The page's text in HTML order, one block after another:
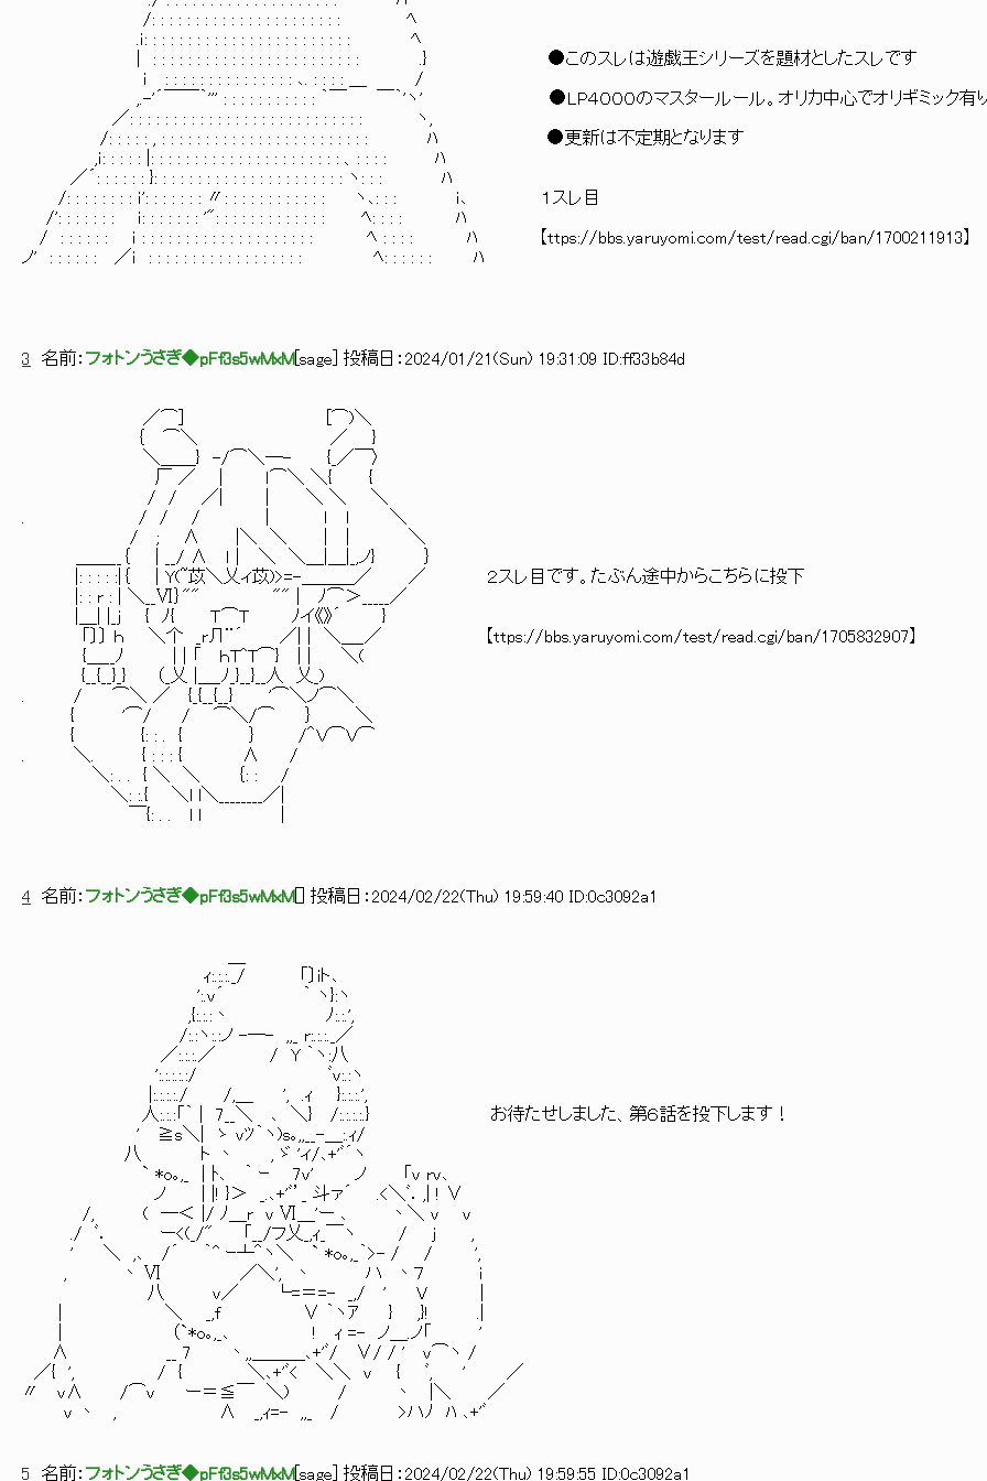
/: : : : : : : : : : : : : : : : : : : : : : ﾍ
.ｉ: : : : : : : : : : : : : : : : : : : : : : : : ﾍ
| : : : : : : : : : : : : : : : : : : : : : : : : .} ●このスレは遊戯王シリーズを題材としたスレです
ｉ : : : : : : : : : : : : : : : ､. : : : : ＿ /
,.-'´￣￣｀''' : : : : : : : : : : : ｀￣ ￣｀'ヽ' ●LP４０００のマスタールール。オリカ中心でオリギミック有り
／: : : : : : : : : : : : : : : : : : : : : : : : : : : ヽ,
/: : : : : , : : : : : : : : : : : : : : : : : : : : : : : : ﾊ ●更新は不定期となります
,ｉ: : : : : |: : : : : : : : : : : : : : : : : : : : : : 、: : : : ﾊ
／´: : : : : : }: : : : : : : : : : : : : : : : : : : : : : ヽ: : : ﾊ
/: : : : : : : : ｉ': : : : : : : 〃: : : : : : : : : : : : ヽ､: : : ｉ､ １スレ目
/': : : : : : : ｉ: : : : : : : '": : : : : : : : : : : : : ﾍ: : : : ﾊ
/ : : : : : : ｉ : : : : : : : : : : : : : : : : : : : : ﾍ : : : : ﾊ 【ttps://bbs.yaruyomi.com/test/read.cgi/ban/1700211913】
ノ' : : : : : : ／ｉ : : : : : : : : : : : : : : : : : : ﾍ: : : : : : ﾊ
3 名前： フォトンうさぎ◆pFf3s5wMxM sage ] 投稿日： 2024/01/21(Sun) 19:31:09 ID:ff33b84d
／⌒] [⌒)＼
｛ ⌒＼ ／ }
＼＿＿} -/⌒＼─- {_／￣〉
厂 ／ | ｌ⌒＼ ＼{ {
/ / ／| | ＼ ＼ ＼
. / / / | ｌ l ＼
/ ; ∧ |＼ ＼ | | ＼
＿＿__｛ | __/ ∧ l｜ ＼ ＼＿|＿|_,ノ} ｝
|: : : : :|｛ | Y(~苡＼乂ィ苡)>=-＿＿＿／ ／ ２スレ目です。たぶん途中からこちらに投下
|: : r : | ＼__Ⅵ｝"" "" | ﾉ⌒＞_____／
|＿| |_j { ﾉ{ Ｔ⌒Ｔ ﾉイ《》´ }
｢〕〕 ｈ ＼个 _rЛ¨´ ／| | ＼＿_／ 【ttps://bbs.yaruyomi.com/test/read.cgi/ban/1705832907】
{＿__ﾉ | | 「 ｈT^T⌒} | | ＼(
{__{__}_} （_乂 |＿_ﾉ_}__}__人 乂_)
. / ⌒＼ ／ {_{__{__} '⌒＼ノ⌒＼
{ '⌒/ / ⌒＼/⌒ ｝ ＼
{ {: : . { ｝ /＾Ｖ⌒Ｖ⌒
. ＼. { : : : { ∧ /
＼: . . { ＼ ＼ ｛: : /
＼: :.{ ＼l l＼________／|
￣{: . . l l ｜
4 名前： フォトンうさぎ◆pFf3s5wMxM ] 投稿日： 2024/02/22(Thu) 19:59:40 ID:0c3092a1
ｨ:.:.:._/ 「〕iト､
':.v´ ｀ ヽ}:ヽ
,{:.:.:丶 ﾉ:.:.',
/:.:ヽ:.:ノ -―- ,,_ r:.:.:._／
／:.:.:.／ / Y ｀ヽ:八
':.:.:.:.:/ ﾞv:.:ヽ
|:.:.:.:./ /,＿ ', .ｨ }:.:.:.',
人:.:.:「｀ | 7__＼ ､ ＼} /:.:.:.:.} お待たせしました、第６話を投下します！
' ≧s＼| ゝ vﾂ｀ヽ)s｡,,__-＿:.ｨ/
八 ト 丶 , ゞ 'ィ/､+'ﾞ´ヽ
` *o｡,_ | ﾄ､ ｀ ｰ 7v' ノ 「v rv､
ノ | |! }＞ _.､+'ﾞ’_ 斗ァ´ .<＼ﾞ．,| ! ∨
/, ( ―＜ |/ ﾉ＿r v Ⅵ＿'ー ､ 丶＼ v v
./ ﾞ． ー<(_/" 「__/フ乂_,ｨ_￣ヽ / j ,
' ＼ ,､ /´ ｀^ ｰ┴＾ヽ＼ ` *o｡,_｀>- / / ',
, 丶 Ⅵ ／＼', 丶 ハ 丶７ i
八 v／ └=＝=- _,/ ' V |
| ＼ _,f ∨ ｀ヽｱ } ,}! .|
| （`*o｡,_､ ! ｨ =- ノ＿.ノ「 '
∧ __ 7 丶,,＿＿＿､+'ﾞ/ ∨/ / ' v⌒ヽ /
／{ ', / { ＼､+'ﾞ< ＼＼ v { ﾞ, ' ／
〃 v∧ /⌒v ー＝≦￣ ＼) / 丶 |＼ ／
v 丶 , ∧ _,ｨ=- ,,_ / >ハﾉ ﾊ ､+'ﾞ
5 名前： フォトンうさぎ◆pFf3s5wMxM sage ] 投稿日： 2024/02/22(Thu) 19:59:55 ID:0c3092a1